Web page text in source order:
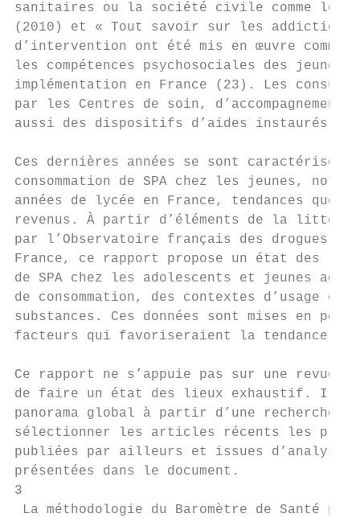
sanitaires ou la société civile comme les
(2010) et « Tout savoir sur les addictions
d’intervention ont été mis en œuvre comme
les compétences psychosociales des
implémentation en France (23). Les
par les Centres de soin,
aussi des dispositifs d’aides instaurés
Ces dernières années se sont
consommation de SPA chez les jeunes,
années de lycée en France, tendances que
revenus. À partir d’éléments de la
par l’Observatoire français des drogues et
France, ce rapport propose un état des
de SPA chez les adolescents et jeunes
de consommation, des contextes d’usage et
substances. Ces données sont mises en
facteurs qui favoriseraient la tendance à
Ce rapport ne s’appuie pas sur une
de faire un état des lieux exhaustif. Il
panorama global à partir d’une recherche
sélectionner les articles récents les plus
publiées par ailleurs et issues d’analyses
présentées dans le document.
3
La méthodologie du Baromètre de Santé